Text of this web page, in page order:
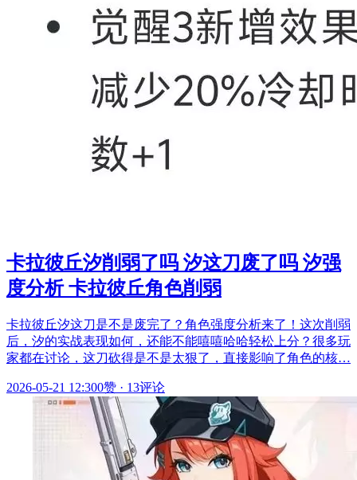
卡拉彼丘汐削弱了吗 汐这刀废了吗 汐强
度分析 卡拉彼丘角色削弱
卡拉彼丘汐这刀是不是废完了？角色强度分析来了！这次削弱
后，汐的实战表现如何，还能不能嘻嘻哈哈轻松上分？很多玩
家都在讨论，这刀砍得是不是太狠了，直接影响了角色的核…
2026-05-21 12:300赞 · 13评论